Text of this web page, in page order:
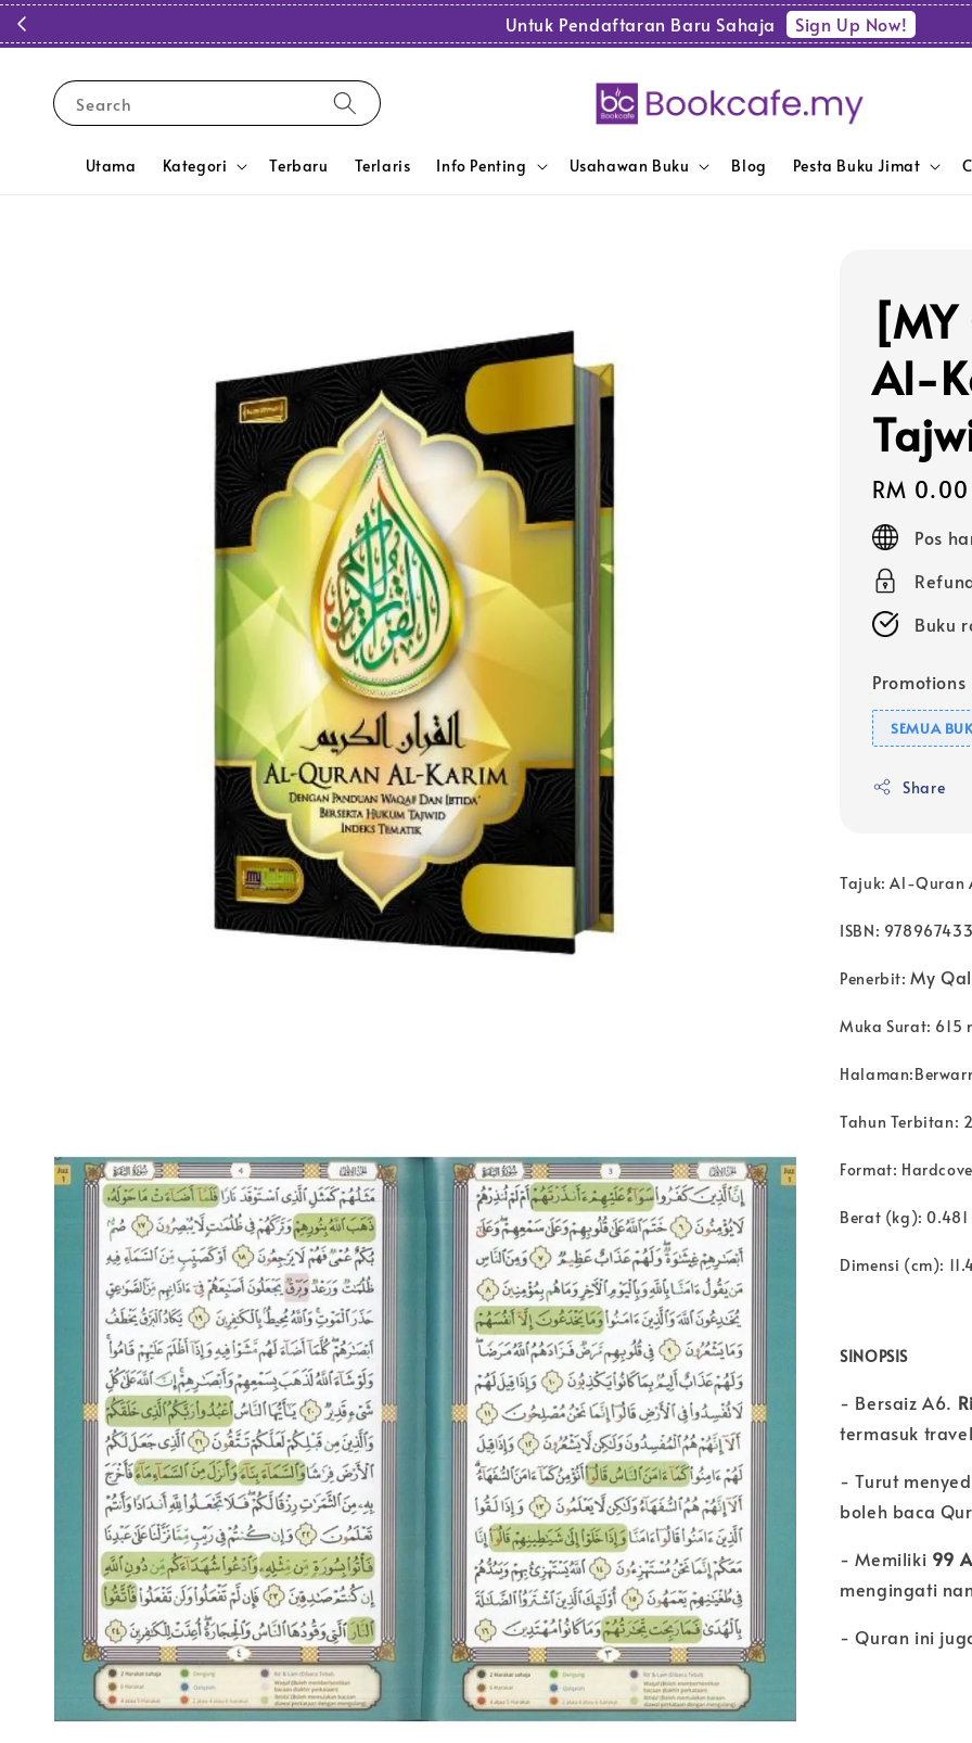
Untuk Pendaftaran Baru Sahaja Sign Up Now!
Search
Utama Kategori Terbaru Terlaris Info Penting Usahawan Buku Blog Pesta Buku Jimat
Al-
Regular
price
RM 0.00
Pos
Buku
Promotions
SEMUA
Share
Tajuk: Al-Quran
ISBN:
Penerbit:My
Muka Surat: 615
Tahun Terbitan:
Format:
Berat (kg): 0.481
Dimensi (cm):
SINOPSIS
- Bersaiz A6.
termasuk
- Turut
boleh baca
- Memiliki 99
mengingati
- Quran ini